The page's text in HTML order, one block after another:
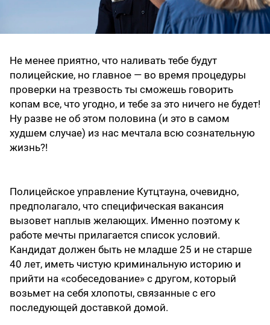
Не менее приятно, что наливать тебе будут
полицейские, но главное — во время процедуры
проверки на трезвость ты сможешь говорить
копам все, что угодно, и тебе за это ничего не будет!
Ну разве не об этом половина (и это в самом
худшем случае) из нас мечтала всю сознательную
жизнь?!
Полицейское управление Кутцтауна, очевидно,
предполагало, что специфическая вакансия
вызовет наплыв желающих. Именно поэтому к
работе мечты прилагается список условий.
Кандидат должен быть не младше 25 и не старше
40 лет, иметь чистую криминальную историю и
прийти на «собеседование» с другом, который
возьмет на себя хлопоты, связанные с его
последующей доставкой домой.